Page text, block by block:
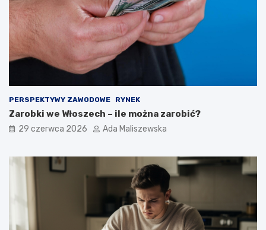
PERSPEKTYWY ZAWODOWE RYNEK
Zarobki we Włoszech – ile można zarobić?
29 czerwca 2026 Ada Maliszewska